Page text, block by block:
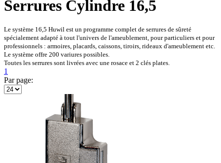
Serrures Cylindre 16,5
Le système 16,5 Huwil est un programme complet de serrures de sûreté
spécialement adapté à tout l'univers de l'ameublement, pour particuliers et pour
professionnels : armoires, placards, caissons, tiroirs, rideaux d'ameublement etc.
Le système offre 200 variures possibles.
Toutes les serrures sont livrées avec une rosace et 2 clés plates.
1
Par page: